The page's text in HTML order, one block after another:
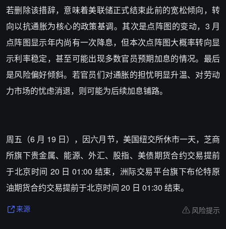
若删除该措辞，意味着美联储正式结束此前的宽松倾向，转
向以抗通胀为核心的政策基调。其次是点阵图的变动，3 月
点阵图显示年内尚有一次降息，但本次点阵图大概率转向显
示利率稳定，甚至可能出现多数官员预期加息的情况。最后
是风险偏好倾斜。若官员们对通胀的担忧明显升温、对劳动
力市场的忧虑消退，则可能为后续加息铺路。
周五（6 月 19 日），因六月节，美国纽交所休市一天，芝商
所旗下贵金属、能源、外汇、股指、美债期货合约交易提前
于北京时间 20 日 01:00 结束，洲际交易平台旗下布伦特原
油期货合约交易提前于北京时间 20 日 01:30 结束。
来源 风险提示